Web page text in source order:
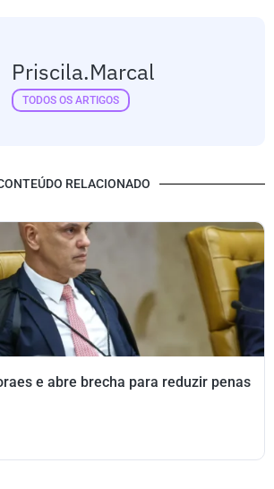
Priscila.marcal
TODOS OS ARTIGOS
RELACIONADO
e abre brecha para reduzir penas